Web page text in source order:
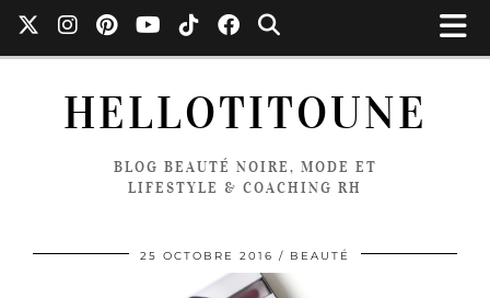
HELLOTITOUNE
BLOG BEAUTÉ NOIRE, MODE ET
LIFESTYLE & COACHING RH
25 OCTOBRE 2016 BEAUTÉ